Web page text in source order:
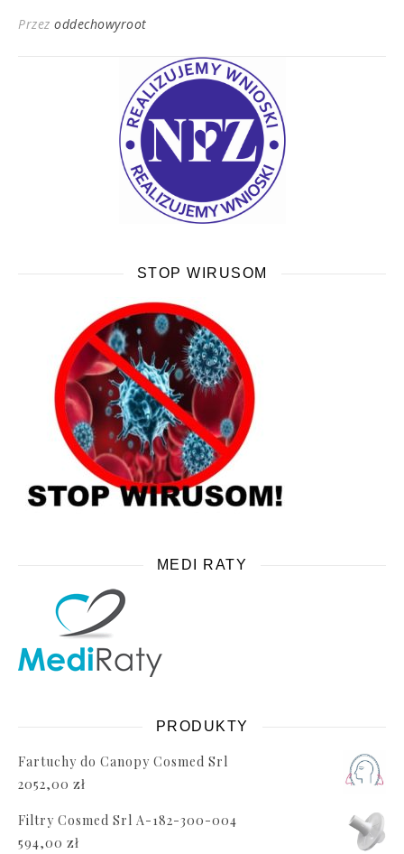
Przez oddechowyroot
STOP WIRUSOM
MEDI RATY
PRODUKTY
Fartuchy do Canopy Cosmed Srl
2052,00 zł
Filtry Cosmed Srl A-182-300-004
594,00 zł